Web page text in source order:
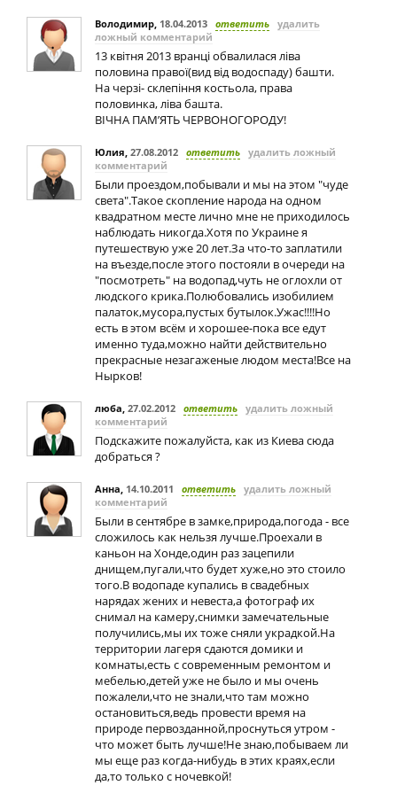
Володимир, 18.04.2013 ответить удалить
ложный комментарий
13 квітня 2013 вранці обвалилася ліва
половина правої(вид від водоспаду) башти.
На черзі- склепіння костьола, права
половинка, ліва башта.
ВІЧНА ПАМ’ЯТЬ ЧЕРВОНОГОРОДУ!
Юлия, 27.08.2012 ответить удалить ложный
комментарий
Были проездом,побывали и мы на этом "чуде
света".Такое скопление народа на одном
квадратном месте лично мне не приходилось
наблюдать никогда.Хотя по Украине я
путешествую уже 20 лет.За что-то заплатили
на въезде,после этого постояли в очереди на
"посмотреть" на водопад,чуть не оглохли от
людского крика.Полюбовались изобилием
палаток,мусора,пустых бутылок.Ужас!!!!Но
есть в этом всём и хорошее-пока все едут
именно туда,можно найти действительно
прекрасные незагаженые людом места!Все на
Нырков!
люба, 27.02.2012 ответить удалить ложный
комментарий
Подскажите пожалуйста, как из Киева сюда
добраться ?
Анна, 14.10.2011 ответить удалить ложный
комментарий
Были в сентябре в замке,природа,погода - все
сложилось как нельзя лучше.Проехали в
каньон на Хонде,один раз зацепили
днищем,пугали,что будет хуже,но это стоило
того.В водопаде купались в свадебных
нарядах жених и невеста,а фотограф их
снимал на камеру,снимки замечательные
получились,мы их тоже сняли украдкой.На
территории лагеря сдаются домики и
комнаты,есть с современным ремонтом и
мебелью,детей уже не было и мы очень
пожалели,что не знали,что там можно
остановиться,ведь провести время на
природе первозданной,проснуться утром -
что может быть лучше!Не знаю,побываем ли
мы еще раз когда-нибудь в этих краях,если
да,то только с ночевкой!